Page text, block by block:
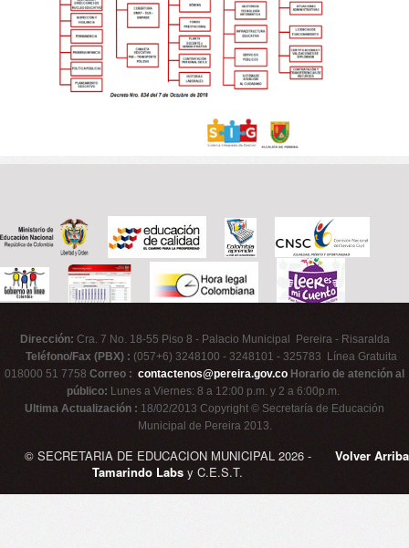
Dirección: Cra. 7 No. 18-55 Piso 8 - Palacio Municipal Pereira - Risaralda
Teléfono/Fax (PBX) : (057+6) 3248100 - 3248101 - 325783 Línea Gratuita
018000 51 7758 Correo : contactenos@pereira.gov.co Horario de atención al
público: Lunes a Viernes: 8 a 12:00 p.m. y 2 a 6:00p.m.
Ultima Actualización : 18/02/2013 Copyright © Secretaría de Educación
Municipal de Pereira 2013.
Volver Arriba
© SECRETARIA DE EDUCACION MUNICIPAL 2026 -
Tamarindo Labs y C.E.S.T.